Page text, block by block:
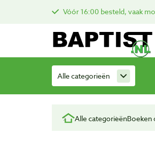
Vóór 16:00 besteld, vaak
Alle categorieën
Alle categorieënBoeken